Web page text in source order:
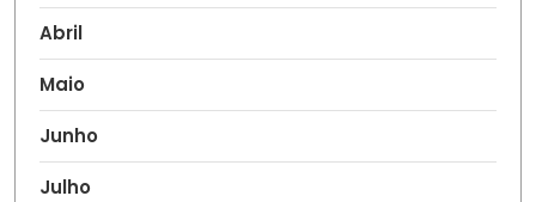
Abril
Maio
Junho
Julho